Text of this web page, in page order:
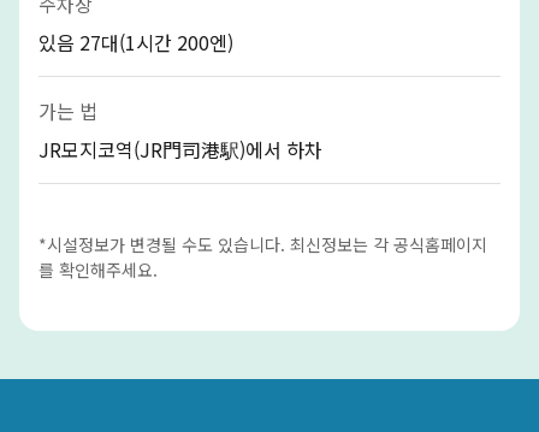
있음 27대(1시간 200엔)
가는 법
JR모지코역(JR門司港駅)에서 하차
*시설정보가 변경될 수도 있습니다. 최신정보는 각 공식홈페이지
를 확인해주세요.